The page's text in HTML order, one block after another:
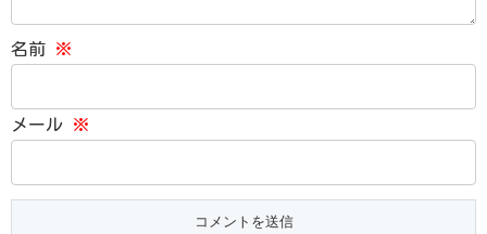
名前 ※
メール ※